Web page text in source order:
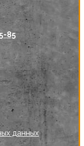
85
данных